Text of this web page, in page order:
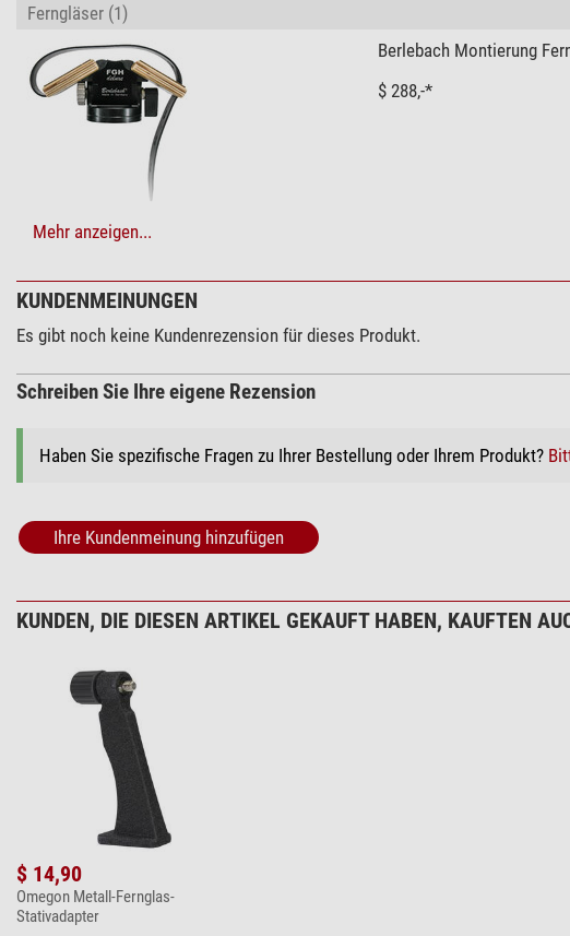
Ferngläser (1)
Berlebach Montierung
$ 288,-*
Sonnenbeobachtung > Sonnenfilter (3)
+ Weitere Zubehörprodukte in dieser Kategorie: 2
+ Weitere Zubehörprodukte in dieser Kategorie: 3
Pflege & Reinigung > Sonstiges (2)
+ Weitere Zubehörprodukte in dieser Kategorie: 1
Alle Preise inklusive der gesetzlichen Mehrwertsteuer, zzgl. Versandkosten.
Mehr anzeigen...
KUNDENMEINUNGEN
Es gibt noch keine Kundenrezension für dieses Produkt.
Schreiben Sie Ihre eigene Rezension
Haben Sie spezifische Fragen zu Ihrer Bestellung oder Ihrem Produkt?
Ihre Kundenmeinung hinzufügen
KUNDEN, DIE DIESEN ARTIKEL GEKAUFT HABEN, KAUFTEN
$ 14,90
Omegon Metall-Fernglas-
Stativadapter